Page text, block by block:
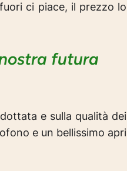
ci piace, il prezzo lo
futura
e sulla qualità dei
e un bellissimo apri